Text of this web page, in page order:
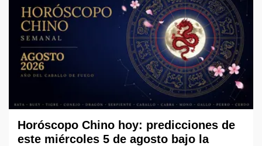
Horóscopo Chino hoy: predicciones de
este miércoles 5 de agosto bajo la